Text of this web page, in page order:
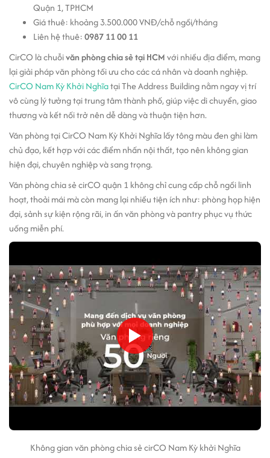
Quận 1, TPHCM
Giá thuê: khoảng 3.500.000 VNĐ/chỗ ngồi/tháng
Liên hệ thuê:0987 11 00 11
CirCO là chuỗivăn phòng chia sẻ tại HCMvớinhiều địa điểm, mang
lại giải pháp văn phòng tối ưu cho các cá nhân và doanh nghiệp.
CirCO Nam Kỳ Khởi Nghĩatại The Address Building nằm ngay vị trí
vô cùng lý tưởng tại trung tâm thành phố, giúp việc di chuyển, giao
thương và kết nối trở nên dễ dàng và thuận tiện hơn.
Văn phòng tại CirCO Nam Kỳ Khởi Nghĩa lấy tông màu đen ghi làm
chủ đạo, kết hợp với các điểm nhấn nội thất, tạo nên không gian
hiện đại, chuyên nghiệp và sang trọng.
Văn phòng chia sẻ cirCO quận 1 không chỉ cung cấp chỗ ngồi linh
hoạt, thoải mái mà còn mang lại nhiều tiện ích như: phòng họp hiện
đại, sảnh sự kiện rộng rãi, in ấn văn phòng và pantry phục vụ thức
uống miễn phí.
Không gian văn phòng chia sẻ cirCO Nam Kỳ khởi Nghĩa